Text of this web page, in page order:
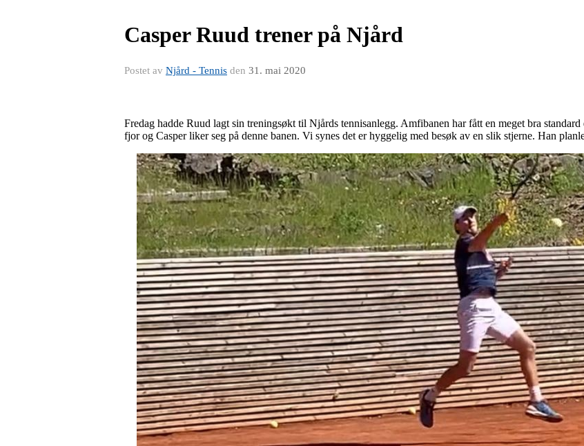
Casper Ruud trener på Njård
Postet av Njård - Tennis den 31. mai 2020
Fredag hadde Ruud lagt sin treningsøkt til Njårds tennisanlegg. Amfibanen har fått en meget bra
fjor og Casper liker seg på denne banen. Vi synes det er hyggelig med besøk av en slik stjerne. Han